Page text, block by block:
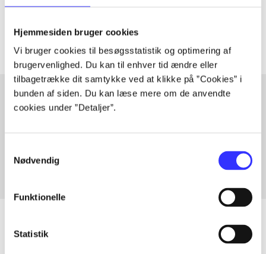
Hjemmesiden bruger cookies
Vi bruger cookies til besøgsstatistik og optimering af
brugervenlighed. Du kan til enhver tid ændre eller
tilbagetrække dit samtykke ved at klikke på ”Cookies” i
bunden af siden. Du kan læse mere om de anvendte
cookies under ”Detaljer”.
Nødvendig
Funktionelle
Statistik